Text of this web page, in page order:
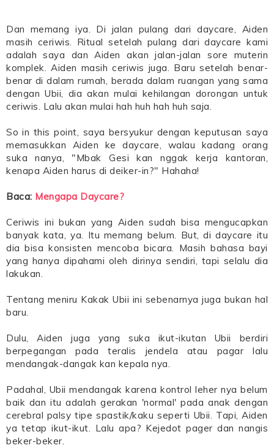
Dan memang iya. Di jalan pulang dari daycare, Aiden
masih ceriwis. Ritual setelah pulang dari daycare kami
adalah saya dan Aiden akan jalan-jalan sore muterin
komplek. Aiden masih ceriwis juga. Baru setelah benar-
benar di dalam rumah, berada dalam ruangan yang sama
dengan Ubii, dia akan mulai kehilangan dorongan untuk
ceriwis. Lalu akan mulai hah huh hah huh saja.
So in this point, saya bersyukur dengan keputusan saya
memasukkan Aiden ke daycare, walau kadang orang
suka nanya, "Mbak Gesi kan nggak kerja kantoran,
kenapa Aiden harus di deiker-in?" Hahaha!
Baca: Mengapa Daycare?
Ceriwis ini bukan yang Aiden sudah bisa mengucapkan
banyak kata, ya. Itu memang belum. But, di daycare itu
dia bisa konsisten mencoba bicara. Masih bahasa bayi
yang hanya dipahami oleh dirinya sendiri, tapi selalu dia
lakukan.
Tentang meniru Kakak Ubii ini sebenarnya juga bukan hal
baru.
Dulu, Aiden juga yang suka ikut-ikutan Ubii berdiri
berpegangan pada teralis jendela atau pagar lalu
mendangak-dangak kan kepala nya.
Padahal, Ubii mendangak karena kontrol leher nya belum
baik dan itu adalah gerakan 'normal' pada anak dengan
cerebral palsy tipe spastik/kaku seperti Ubii. Tapi, Aiden
ya tetap ikut-ikut. Lalu apa? Kejedot pager dan nangis
beker-beker.